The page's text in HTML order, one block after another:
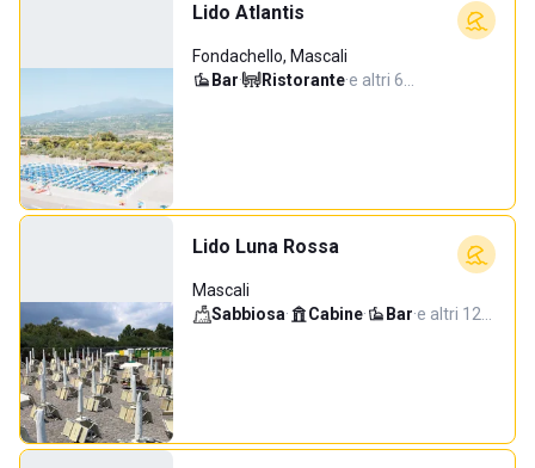
Lido Atlantis
Fondachello, Mascali
Bar· Ristorante·e altri 6…
Lido Luna Rossa
Mascali
Sabbiosa· Cabine· Bar·e altri 12…